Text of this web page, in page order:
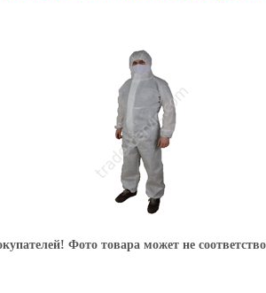
Фото товара может не